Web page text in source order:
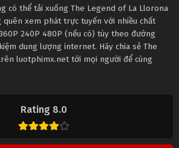
Rating 8.0
có thể tải xuống The Legend of La Llorona
xem phát trực tuyến với nhiều chất
240P 480P (nếu có) tùy theo đường
dung lượng internet. Hãy chia sẻ The
luotphimx.net tới mọi người để cùng